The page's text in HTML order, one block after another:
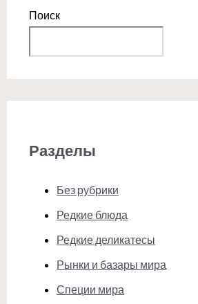
Поиск
Разделы
Без рубрики
Редкие блюда
Редкие деликатесы
Рынки и базары мира
Специи мира